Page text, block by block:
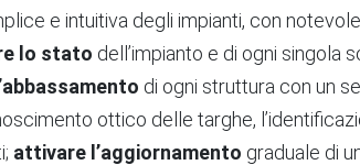
e intuitiva degli impianti, con
lo stato dell’impianto e di ogni singola
di ogni struttura con un
ottico delle targhe,
attivare l’aggiornamento graduale di